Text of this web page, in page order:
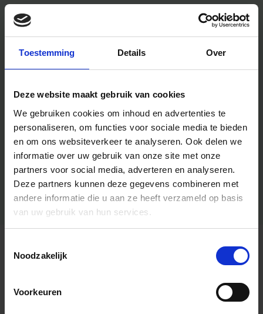
Toestemming Details Over
Deze website maakt gebruik van cookies
We gebruiken cookies om inhoud en advertenties te
personaliseren, om functies voor sociale media te bieden
en om ons websiteverkeer te analyseren. Ook delen we
informatie over uw gebruik van onze site met onze
partners voor social media, adverteren en analyseren.
Deze partners kunnen deze gegevens combineren met
andere informatie die u aan ze heeft verzameld op basis
van uw gebruik van hun services.
Noodzakelijk
Voorkeuren
Algemene informatie